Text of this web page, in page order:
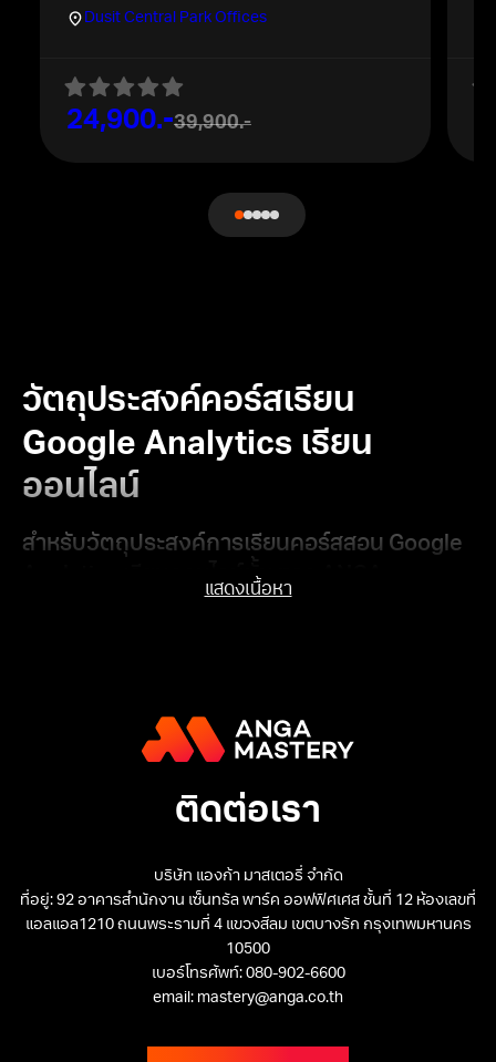
Dusit Central Park Offices
24,900.-39,900.-
วัตถุประสงค์คอร์สเรียน
Google Analytics เรียน
ออนไลน์
สำหรับวัตถุประสงค์การเรียนคอร์สสอน Google
Analytics เรียนออนไลน์นั้น ทาง ANGA
สามารถอ่านข้อมูลได้อย่างถูกต้องตามหลักการ
และยังสามารถนำมาเป็นตัวชี้วัด Conversion
KPI ให้กับทีมได้อย่างมีประสิทธิภาพอีกด้วย และ
เพื่อนำไปทำกลยุทธ์ทางการตลาดในภายภาคหน้า
ไม่ต้องเสียแรงในการลงเงินไปกับอะไรที่ไร้ทิศทาง
คุณจะสามารถตอบได้ว่าช่องทางการทำการ
ตลาดไหนของคุณ Work และ ไม่ Work
แสดงเนื้อหา
ติดต่อเรา
บริษัท แองก้า มาสเตอรี่ จำกัด
ที่อยู่: 92 อาคารสำนักงาน เซ็นทรัล พาร์ค ออฟฟิศเศส ชั้นที่ 12 ห้องเลขที่
แอลแอล1210 ถนนพระรามที่ 4 แขวงสีลม เขตบางรัก กรุงเทพมหานคร
10500
เบอร์โทรศัพท์: 080-902-6600
email: mastery@anga.co.th